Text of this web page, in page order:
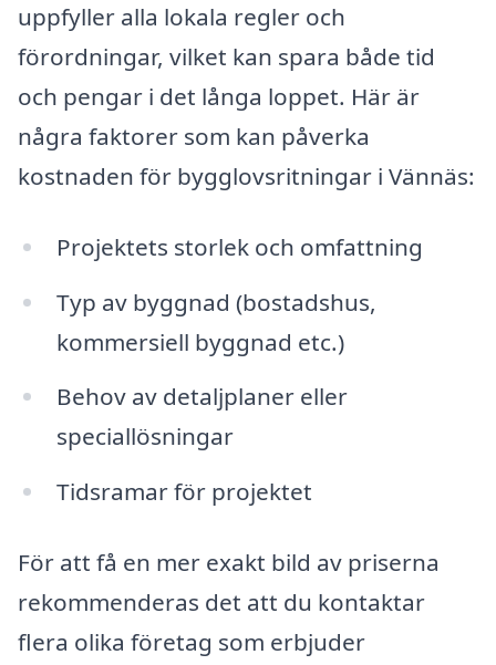
uppfyller alla lokala regler och
förordningar, vilket kan spara både tid
och pengar i det långa loppet. Här är
några faktorer som kan påverka
kostnaden för bygglovsritningar i Vännäs:
Projektets storlek och omfattning
Typ av byggnad (bostadshus,
kommersiell byggnad etc.)
Behov av detaljplaner eller
speciallösningar
Tidsramar för projektet
För att få en mer exakt bild av priserna
rekommenderas det att du kontaktar
flera olika företag som erbjuder